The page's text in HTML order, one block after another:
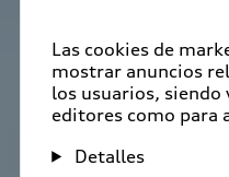
Las cookies de
mostrar anuncios
los usuarios, siendo
editores como para
Detalles